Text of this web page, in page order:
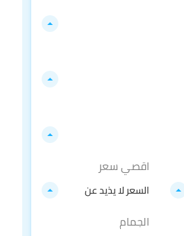
اقصي سعر
السعر لا يذيد عن
الجمام